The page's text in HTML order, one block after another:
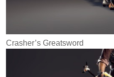
Crasher’s Greatsword